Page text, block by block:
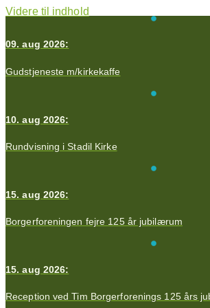
Videre til indhold
09. aug 2026:
Gudstjeneste m/kirkekaffe
10. aug 2026:
Rundvisning i Stadil Kirke
15. aug 2026:
Borgerforeningen fejre 125 år jubilærum
15. aug 2026:
Reception ved Tim Borgerforenings 125 års